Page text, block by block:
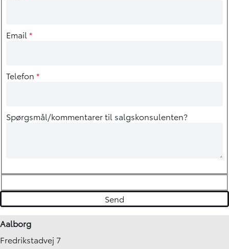
Email *
Telefon *
Spørgsmål/kommentarer til salgskonsulenten?
Aalborg
Fredrikstadvej 7